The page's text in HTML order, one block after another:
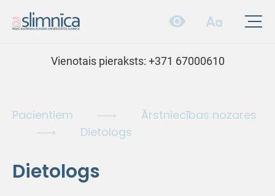
Vienotais pieraksts: +371 67000610
Pacientiem
Ārstniecības nozares
Dietologs
Dietologs